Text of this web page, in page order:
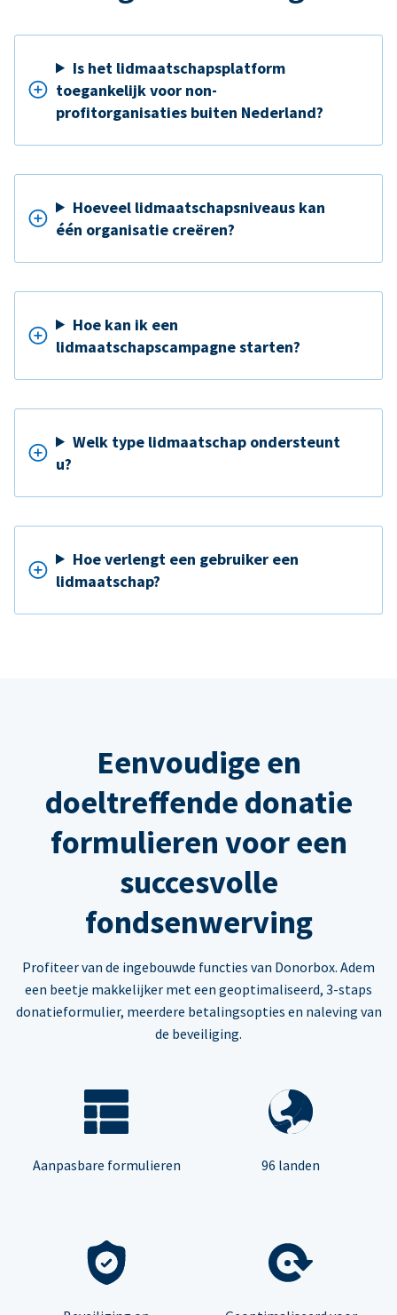
Is het lidmaatschapsplatform
toegankelijk voor non-
profitorganisaties buiten Nederland?
Hoeveel lidmaatschapsniveaus kan
één organisatie creëren?
Hoe kan ik een
lidmaatschapscampagne starten?
Welk type lidmaatschap ondersteunt
u?
Hoe verlengt een gebruiker een
lidmaatschap?
Eenvoudige en
doeltreffende donatie
formulieren voor een
succesvolle
fondsenwerving
Profiteer van de ingebouwde functies van Donorbox. Adem
een beetje makkelijker met een geoptimaliseerd, 3-staps
donatieformulier, meerdere betalingsopties en naleving van
de beveiliging.
Aanpasbare formulieren 96 landen